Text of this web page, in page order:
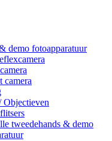
demo fotoapparatuur
camera
Objectieven
tweedehands & demo